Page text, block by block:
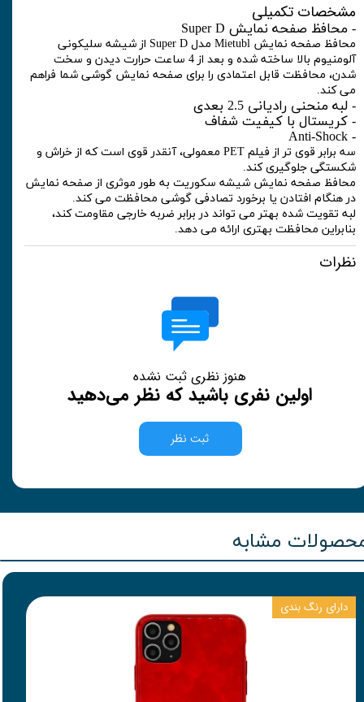
مشخصات تکمیلی
- محافظ صفحه نمایش Super D
محافظ صفحه نمایش Mietubl مدل Super D از شیشه سلیکونی
آلومنیوم بالا ساخته شده و بعد از 4 ساعت حرارت دیدن و سخت
شدن، محافظت قابل اعتمادی را برای صفحه نمایش گوشی شما فراهم
می کند.
- لبه منحنی رادیانی 2.5 بعدی
- کریستال با کیفیت شفاف
- Anti-Shock
سه برابر قوی تر از فیلم PET معمولی، آنقدر قوی است که از خراش و
شکستگی جلوگیری کند.
محافظ صفحه نمایش شیشه سکوریت به طور موثری از صفحه نمایش
در هنگام افتادن یا برخورد تصادفی گوشی محافظت می کند.
لبه تقویت شده بهتر می تواند در برابر ضربه خارجی مقاومت کند،
بنابراین محافظت بهتری ارائه می دهد.
نظرات
هنوز نظری ثبت نشده
اولین نفری باشید که نظر می‌دهید
ثبت نظر
مشابه
دارای رنگ بندی